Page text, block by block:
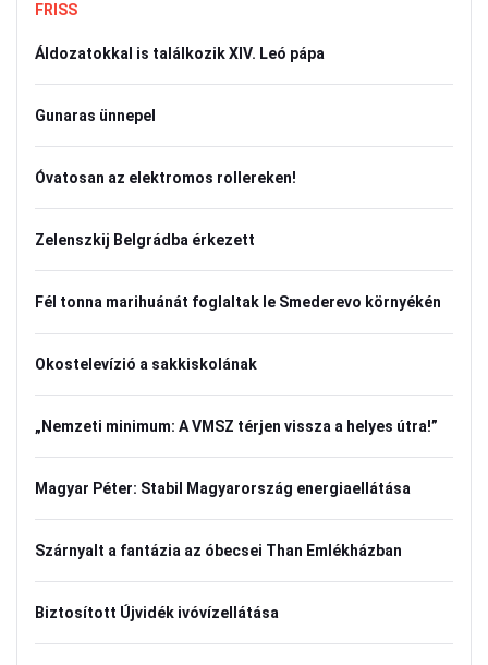
FRISS
Áldozatokkal is találkozik XIV. Leó pápa
Gunaras ünnepel
Óvatosan az elektromos rollereken!
Zelenszkij Belgrádba érkezett
Fél tonna marihuánát foglaltak le Smederevo környékén
Okostelevízió a sakkiskolának
„Nemzeti minimum: A VMSZ térjen vissza a helyes útra!”
Magyar Péter: Stabil Magyarország energiaellátása
Szárnyalt a fantázia az óbecsei Than Emlékházban
Biztosított Újvidék ivóvízellátása